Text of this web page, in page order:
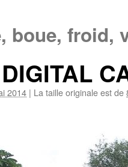
boue, froid,
2014 | La taille originale est de